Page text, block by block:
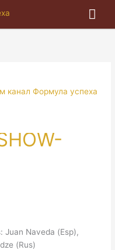
Juan Naveda (Esp),
(Rus)